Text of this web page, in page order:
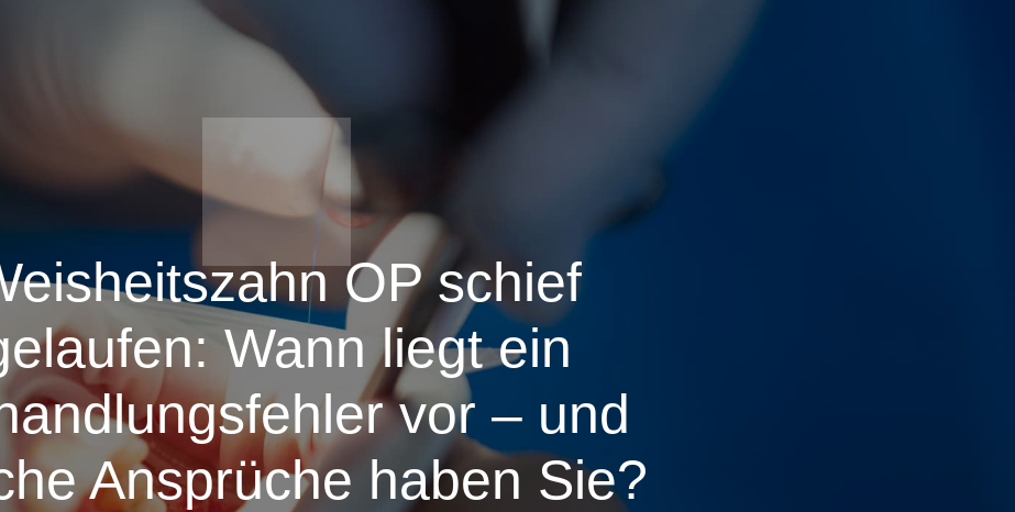
OP schief
Wann liegt ein
vor – und
Ansprüche haben Sie?